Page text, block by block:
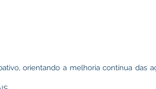
orientando a melhoria contínua das